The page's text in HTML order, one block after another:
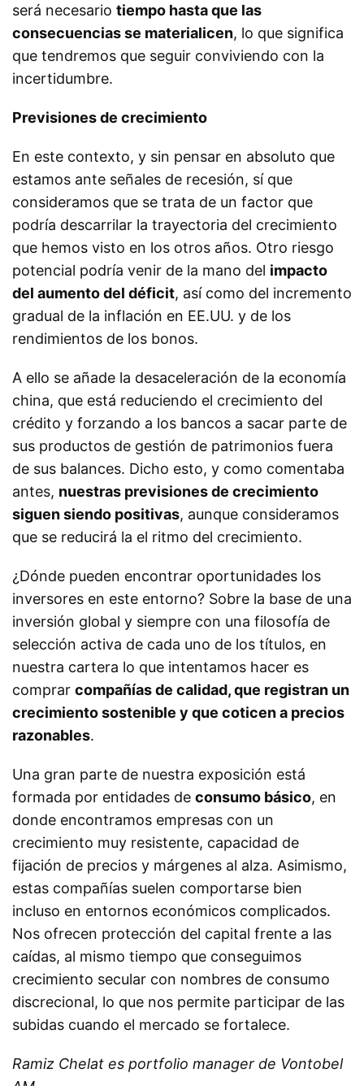
será necesario tiempo hasta que las
consecuencias se materialicen, lo que significa
que tendremos que seguir conviviendo con la
incertidumbre.
Previsiones de crecimiento
En este contexto, y sin pensar en absoluto que
estamos ante señales de recesión, sí que
consideramos que se trata de un factor que
podría descarrilar la trayectoria del crecimiento
que hemos visto en los otros años. Otro riesgo
potencial podría venir de la mano del impacto
del aumento del déficit, así como del incremento
gradual de la inflación en EE.UU. y de los
rendimientos de los bonos.
A ello se añade la desaceleración de la economía
china, que está reduciendo el crecimiento del
crédito y forzando a los bancos a sacar parte de
sus productos de gestión de patrimonios fuera
de sus balances. Dicho esto, y como comentaba
antes, nuestras previsiones de crecimiento
siguen siendo positivas, aunque consideramos
que se reducirá la el ritmo del crecimiento.
¿Dónde pueden encontrar oportunidades los
inversores en este entorno? Sobre la base de una
inversión global y siempre con una filosofía de
selección activa de cada uno de los títulos, en
nuestra cartera lo que intentamos hacer es
comprar compañías de calidad, que registran un
crecimiento sostenible y que coticen a precios
razonables.
Una gran parte de nuestra exposición está
formada por entidades de consumo básico, en
donde encontramos empresas con un
crecimiento muy resistente, capacidad de
fijación de precios y márgenes al alza. Asimismo,
estas compañías suelen comportarse bien
incluso en entornos económicos complicados.
Nos ofrecen protección del capital frente a las
caídas, al mismo tiempo que conseguimos
crecimiento secular con nombres de consumo
discrecional, lo que nos permite participar de las
subidas cuando el mercado se fortalece.
Ramiz Chelat es portfolio manager de Vontobel